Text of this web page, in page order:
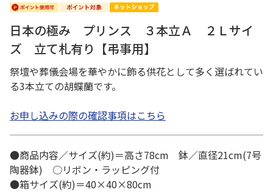
日本の極み プリンス ３本立Ａ ２Ｌサイ
ズ 立て札有り【弔事用】
祭壇や葬儀会場を華やかに飾る供花として多く選ばれてい
る3本立ての胡蝶蘭です。
お申し込みの際の確認事項はこちら
●商品内容／サイズ(約)＝高さ78cm 鉢／直径21cm(7号
陶器鉢) ○リボン・ラッピング付
●箱サイズ(約)＝40×40×80cm